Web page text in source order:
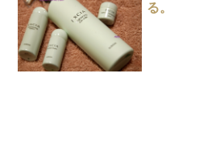
る。